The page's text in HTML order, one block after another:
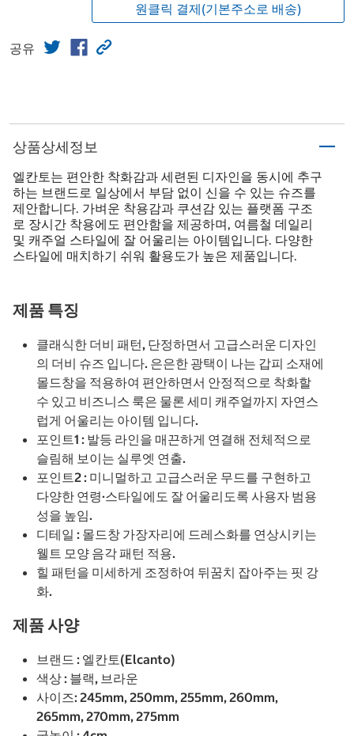
원클릭 결제(기본주소로 배송)
공유
상품상세정보
엘칸토는 편안한 착화감과 세련된 디자인을 동시에 추구
하는 브랜드로 일상에서 부담 없이 신을 수 있는 슈즈를
제안합니다. 가벼운 착용감과 쿠션감 있는 플랫폼 구조
로 장시간 착용에도 편안함을 제공하며, 여름철 데일리
및 캐주얼 스타일에 잘 어울리는 아이템입니다. 다양한
스타일에 매치하기 쉬워 활용도가 높은 제품입니다.
제품 특징
클래식한 더비 패턴, 단정하면서 고급스러운 디자인
의 더비 슈즈 입니다. 은은한 광택이 나는 갑피 소재에
몰드창을 적용하여 편안하면서 안정적으로 착화할
수 있고 비즈니스 룩은 물론 세미 캐주얼까지 자연스
럽게 어울리는 아이템 입니다.
포인트1 : 발등 라인을 매끈하게 연결해 전체적으로
슬림해 보이는 실루엣 연출.
포인트2 : 미니멀하고 고급스러운 무드를 구현하고
다양한 연령·스타일에도 잘 어울리도록 사용자 범용
성을 높임.
디테일 : 몰드창 가장자리에 드레스화를 연상시키는
웰트 모양 음각 패턴 적용.
힐 패턴을 미세하게 조정하여 뒤꿈치 잡아주는 핏 강
화.
제품 사양
브랜드 : 엘칸토(Elcanto)
색상 : 블랙, 브라운
사이즈: 245mm, 250mm, 255mm, 260mm,
265mm, 270mm, 275mm